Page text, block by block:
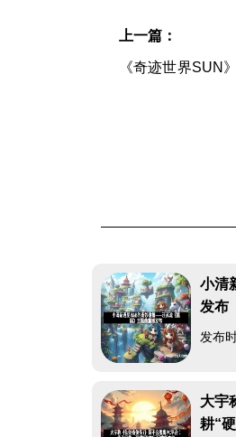
上一篇：
《奇迹世界SUN
小清
发布
发布
大宇
耕“